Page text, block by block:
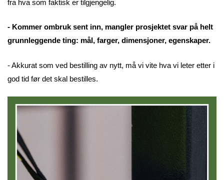
fra hva som faktisk er tilgjengelig.
- Kommer ombruk sent inn, mangler prosjektet svar på helt
grunnleggende ting: mål, farger, dimensjoner, egenskaper.
- Akkurat som ved bestilling av nytt, må vi vite hva vi leter etter i
god tid før det skal bestilles.